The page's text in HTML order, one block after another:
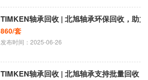
​TIMKEN轴承回收 | 北旭轴承环保回收，助
860/套
发布时间：2025-06-26
TIMKEN轴承回收 | 北旭轴承支持批量回收